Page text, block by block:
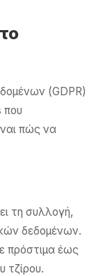
(GDPR)
που
πώς να
τη συλλογή,
δεδομένων.
πρόστιμα έως
τζίρου.